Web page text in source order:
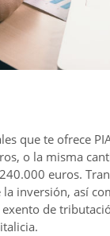
que te ofrece
o la misma
euros.
inversión, así
de